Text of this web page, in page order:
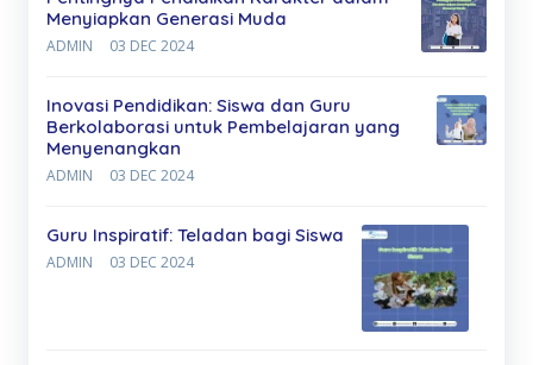
Menyiapkan Generasi Muda
ADMIN 03 DEC 2024
Inovasi Pendidikan: Siswa dan Guru
Berkolaborasi untuk Pembelajaran yang
Menyenangkan
ADMIN 03 DEC 2024
Guru Inspiratif: Teladan bagi Siswa
ADMIN 03 DEC 2024